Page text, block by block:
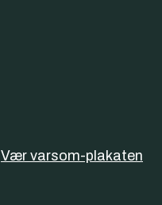
Vær varsom-plakaten